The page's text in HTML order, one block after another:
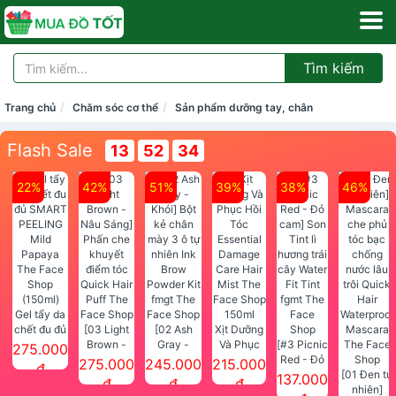
Tìm kiếm
Trang chủ Chăm sóc cơ thể Sản phẩm dưỡng tay, chân
Flash Sale 13 52 33
22%
Gel tẩy da
chết đu đủ
SMART
PEELING
275.000
đ
42%
[03 Light
Brown -
Nâu Sáng]
Phấn che
275.000
đ
51%
[02 Ash
Gray -
Khói] Bột
kẻ chân
245.000
đ
39%
Xịt Dưỡng
Và Phục
Hồi Tóc
Essential
215.000
đ
38%
[#3 Picnic
Red - Đỏ
cam] Son
137.000
46%
[01 Đen tự
nhiên]